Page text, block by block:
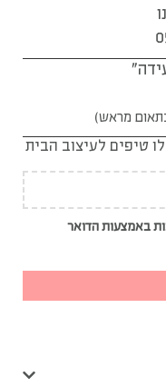
טיפים לעיצוב הבית
באמצעות הדואר